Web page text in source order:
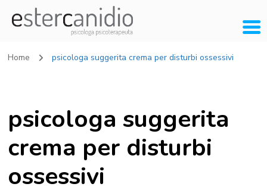
Home psicologa suggerita crema per disturbi ossessivi
psicologa suggerita
crema per disturbi
ossessivi